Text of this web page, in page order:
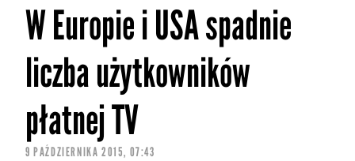
W Europie i USA spadnie
liczba użytkowników
płatnej TV
9 PAŹDZIERNIKA 2015, 07:43